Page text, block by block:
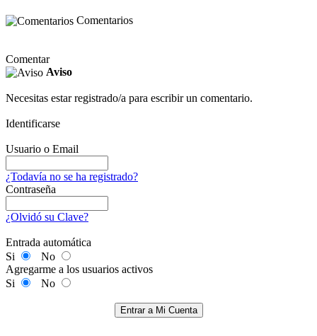
Comentarios
Comentar
Aviso
Necesitas estar registrado/a para escribir un comentario.
Identificarse
Usuario o Email
¿Todavía no se ha registrado?
Contraseña
¿Olvidó su Clave?
Entrada automática
Si
No
Agregarme a los usuarios activos
Si
No
Entrar a Mi Cuenta